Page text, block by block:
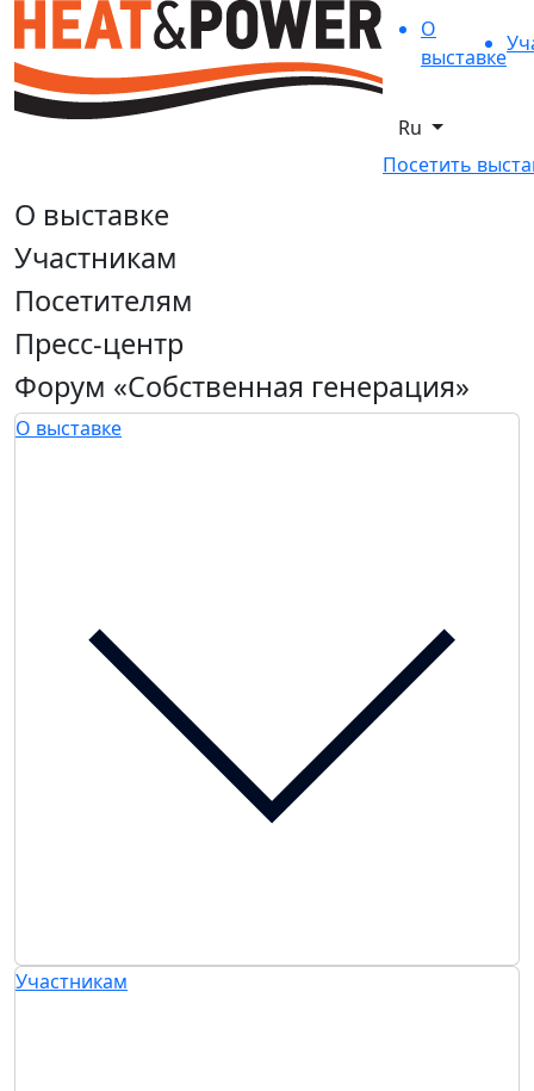
О
выставке
Ru
Посетить
О выставке
Участникам
Посетителям
Пресс-центр
Форум «Собственная генерация»
О выставке
Участникам